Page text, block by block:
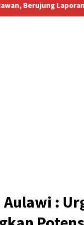
Jambi
Aulawi :